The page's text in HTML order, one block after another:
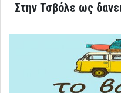
Στην Τσβόλε ως